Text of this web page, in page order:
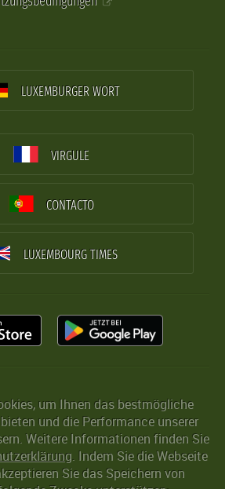
LUXEMBURGER WORT
VIRGULE
CONTACTO
LUXEMBOURG TIMES
um Ihnen das bestmögliche
und die Performance unserer
Weitere Informationen finden Sie
. Indem Sie die Webseite
Sie das Speichern von